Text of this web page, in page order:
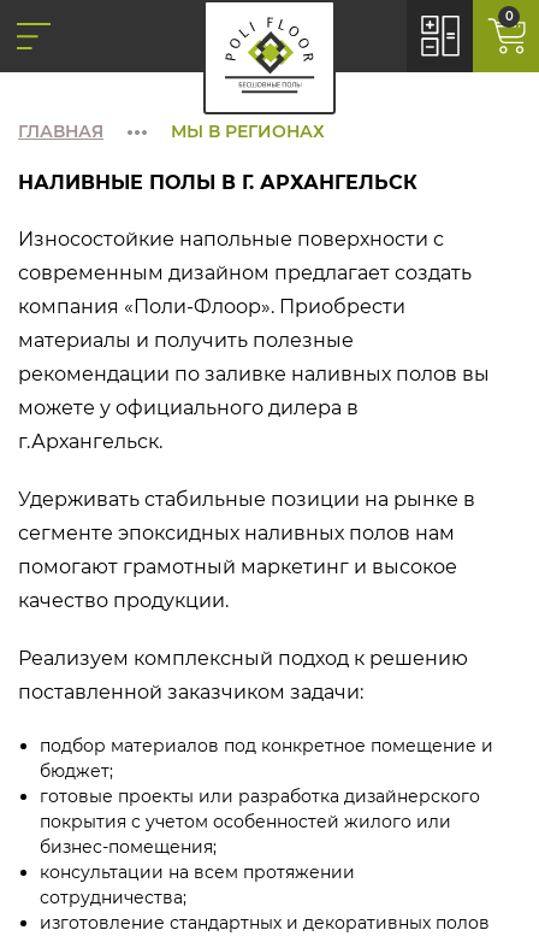
0
ГЛАВНАЯ МЫ В РЕГИОНАХ
НАЛИВНЫЕ ПОЛЫ В Г. АРХАНГЕЛЬСК
Износостойкие напольные поверхности с
современным дизайном предлагает создать
компания «Поли-Флоор». Приобрести
материалы и получить полезные
рекомендации по заливке наливных полов вы
можете у официального дилера в
г.Архангельск.
Удерживать стабильные позиции на рынке в
сегменте эпоксидных наливных полов нам
помогают грамотный маркетинг и высокое
качество продукции.
Реализуем комплексный подход к решению
поставленной заказчиком задачи:
подбор материалов под конкретное помещение и
бюджет;
готовые проекты или разработка дизайнерского
покрытия с учетом особенностей жилого или
бизнес-помещения;
консультации на всем протяжении
сотрудничества;
изготовление стандартных и декоративных полов